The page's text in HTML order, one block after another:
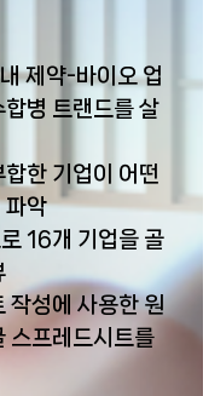
제약-바이오 업
병 트랜드를 살
한 기업이 어떤
파악
16개 기업을 골
작성에 사용한 원
스프레드시트를